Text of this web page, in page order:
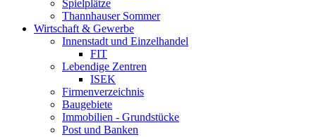
Spielplätze
Thannhauser Sommer
Wirtschaft & Gewerbe
Innenstadt und Einzelhandel
FIT
Lebendige Zentren
ISEK
Firmenverzeichnis
Baugebiete
Immobilien - Grundstücke
Post und Banken